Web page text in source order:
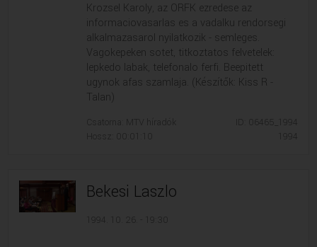
Krozsel Karoly, az ORFK ezredese az
informaciovasarlas es a vadalku rendorsegi
alkalmazasarol nyilatkozik - semleges.
Vagokepeken sotet, titkoztatos felvetelek:
lepkedo labak, telefonalo ferfi. Beepitett
ugynok afas szamlaja. (Készítők: Kiss R -
Talan)
Csatorna: MTV híradók
Hossz: 00:01:10
ID: 06465_1994
1994
Bekesi Laszlo
1994. 10. 26. - 19:30